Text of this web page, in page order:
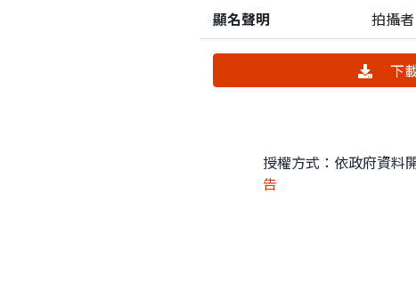
顯名聲明
拍攝
下
授權方式：依政府資料
告